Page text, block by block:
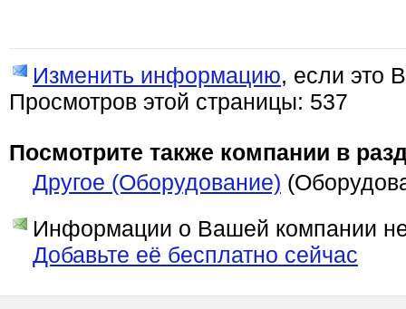
Изменить информацию, если это
Просмотров этой страницы: 537
Посмотрите также компании в
Другое (Оборудование)
Информации о Вашей компании
Добавьте её бесплатно сейчас